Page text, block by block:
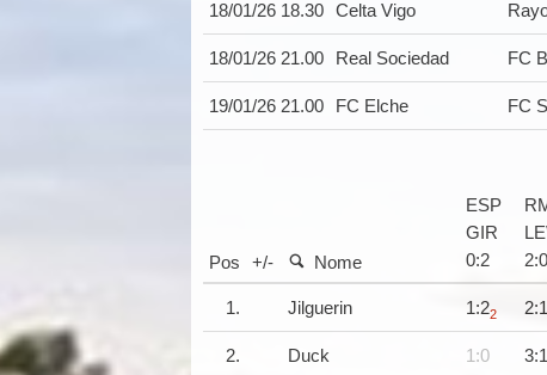
18/01/26 18.30 Celta Vigo
18/01/26 21.00 Real Sociedad FC
19/01/26 21.00 FC Elche FC
Pos +/- Nome
ESP
GIR
0:2
2:0
1. Jilguerin 1:22 2:1
2. Duck 1:0 3:1